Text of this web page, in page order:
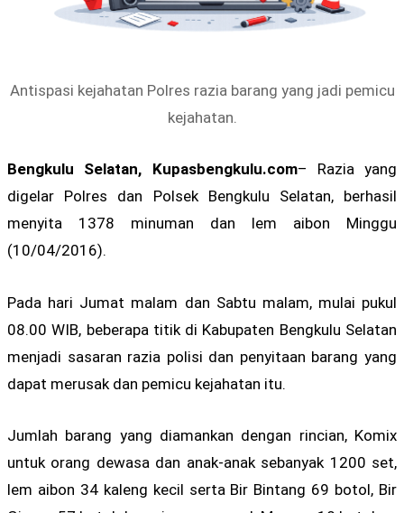
Antispasi kejahatan Polres razia barang yang jadi pemicu
kejahatan.
Bengkulu Selatan, Kupasbengkulu.com– Razia yang
digelar Polres dan Polsek Bengkulu Selatan, berhasil
menyita 1378 minuman dan lem aibon Minggu
(10/04/2016).
Pada hari Jumat malam dan Sabtu malam, mulai pukul
08.00 WIB, beberapa titik di Kabupaten Bengkulu Selatan
menjadi sasaran razia polisi dan penyitaan barang yang
dapat merusak dan pemicu kejahatan itu.
Jumlah barang yang diamankan dengan rincian, Komix
untuk orang dewasa dan anak-anak sebanyak 1200 set,
lem aibon 34 kaleng kecil serta Bir Bintang 69 botol, Bir